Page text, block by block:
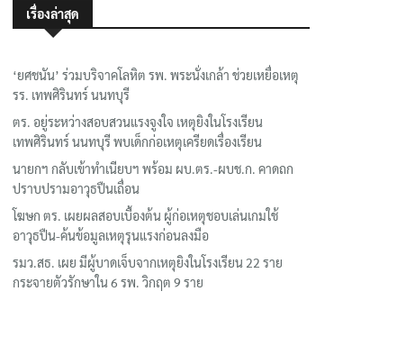
เรื่องล่าสุด
‘ยศชนัน’ ร่วมบริจาคโลหิต รพ. พระนั่งเกล้า ช่วยเหยื่อเหตุ
รร. เทพศิรินทร์ นนทบุรี
ตร. อยู่ระหว่างสอบสวนแรงจูงใจ เหตุยิงในโรงเรียน
เทพศิรินทร์ นนทบุรี พบเด็กก่อเหตุเครียดเรื่องเรียน
นายกฯ กลับเข้าทำเนียบฯ พร้อม ผบ.ตร.-ผบช.ก. คาดถก
ปราบปรามอาวุธปืนเถื่อน
โฆษก ตร. เผยผลสอบเบื้องต้น ผู้ก่อเหตุชอบเล่นเกมใช้
อาวุธปืน-ค้นข้อมูลเหตุรุนแรงก่อนลงมือ
รมว.สธ. เผย มีผู้บาดเจ็บจากเหตุยิงในโรงเรียน 22 ราย
กระจายตัวรักษาใน 6 รพ. วิกฤต 9 ราย